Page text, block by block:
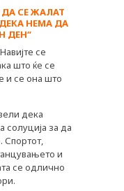
ДА СЕ ЖАЛАТ
НЕМА ДА
ДЕН“
се
што ќе се
и се она што
дека
солуција за да
Спортот,
и
се одлично